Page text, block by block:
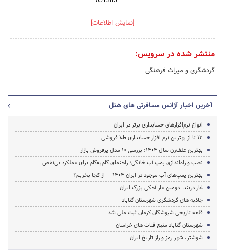
[نمایش اطلاعات]
منتشر شده در سرویس:
گردشگری و میراث فرهنگی
آخرین اخبار آژانس مسافرتی های هتل
انواع نرم‌افزارهای حسابداری برتر در ایران
12 تا از بهترین نرم افزار حسابداری طلا فروشی
بهترین علف‌زن سال ۱۴۰۴؛ بررسی ۱۰ مدل پرفروش بازار
نصب و راه‌اندازی پمپ آب خانگی؛ راهنمای گام‌به‌گام برای عملکرد بی‌نقص
بهترین پمپ‌های آب موجود در ایران ۱۴۰۴ — از کجا بخریم؟
غار دربند، دومین غار آهکی بزرگ ایران
جاذبه های گردشگری شهرستان گناباد
قلعه تاریخی شیوشگان کرمان ثبت ملی شد
شهرستان گناباد منبع قنات های خراسان
شوشتر، شهر رمز و راز تاریخ ایران